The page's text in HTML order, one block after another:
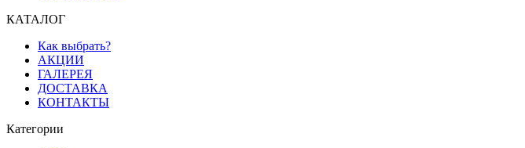
КАТАЛОГ
Как выбрать?
АКЦИИ
ГАЛЕРЕЯ
ДОСТАВКА
КОНТАКТЫ
Категории